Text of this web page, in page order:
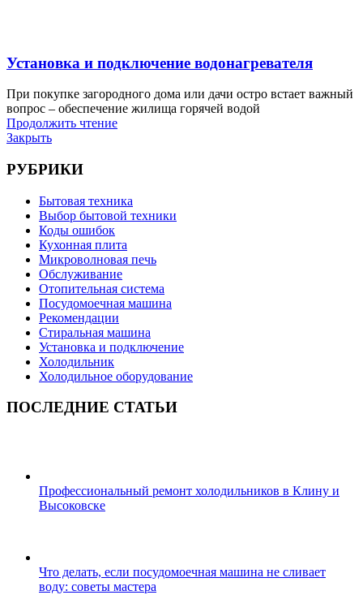
Установка и подключение водонагревателя
При покупке загородного дома или дачи остро встает важный
вопрос – обеспечение жилища горячей водой
Продолжить чтение
Закрыть
РУБРИКИ
Бытовая техника
Выбор бытовой техники
Коды ошибок
Кухонная плита
Микроволновая печь
Обслуживание
Отопительная система
Посудомоечная машина
Рекомендации
Стиральная машина
Установка и подключение
Холодильник
Холодильное оборудование
ПОСЛЕДНИЕ СТАТЬИ
Профессиональный ремонт холодильников в Клину и
Высоковске
Что делать, если посудомоечная машина не сливает
воду: советы мастера